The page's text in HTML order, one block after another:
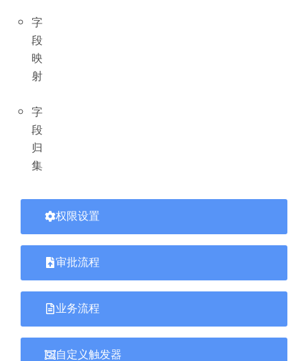
权限设置
审批流程
业务流程
自定义触发器
字
段
映
射
字
段
归
集